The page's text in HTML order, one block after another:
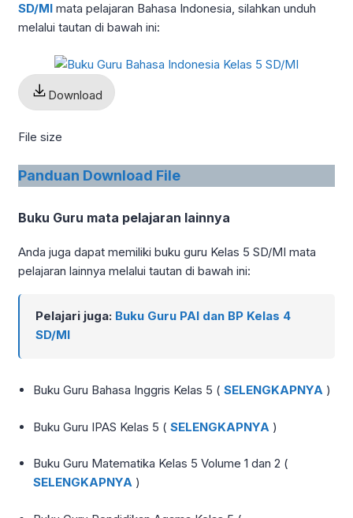
SD/MI mata pelajaran Bahasa Indonesia, silahkan unduh
melalui tautan di bawah ini:
Download
File size
Panduan Download File
Buku Guru mata pelajaran lainnya
Anda juga dapat memiliki buku guru Kelas 5 SD/MI mata
pelajaran lainnya melalui tautan di bawah ini:
Pelajari juga: Buku Guru PAI dan BP Kelas 4
SD/MI
Buku Guru Bahasa Inggris Kelas 5 (SELENGKAPNYA )
Buku Guru IPAS Kelas 5 (SELENGKAPNYA )
Buku Guru Matematika Kelas 5 Volume 1 dan 2 (
SELENGKAPNYA )